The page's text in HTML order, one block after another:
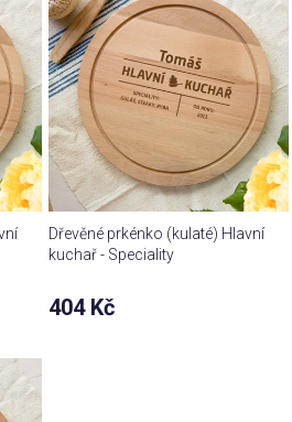
Dřevěné prkénko (kulaté) Hlavní
kuchař - Speciality
404 Kč